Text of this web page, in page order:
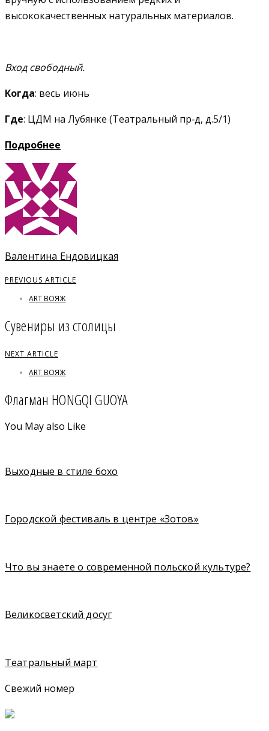
высококачественных натуральных материалов.
Вход свободный.
Когда: весь июнь
Где: ЦДМ на Лубянке (Театральный пр‑д, д.5/1)
Подробнее
Валентина Ендовицкая
PREVIOUS ARTICLE
ART ВОЯЖ
Сувениры из столицы
NEXT ARTICLE
ART ВОЯЖ
Флагман HONGQI GUOYA
You May also Like
Выходные в стиле бохо
Городской фестиваль в центре «Зотов»
Что вы знаете о современной польской культуре?
Великосветский досуг
Театральный март
Свежий номер